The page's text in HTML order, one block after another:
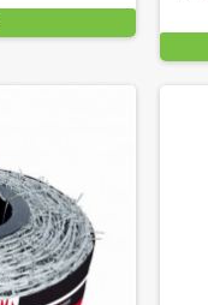
MANILLE
MM Ø TROU